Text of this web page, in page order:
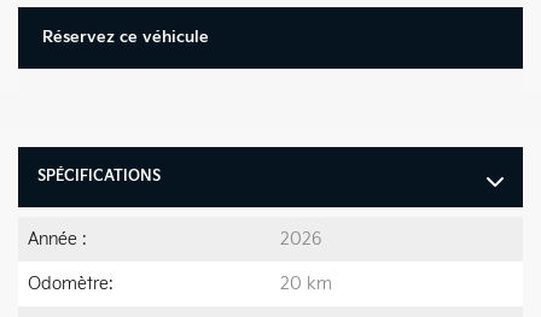
SPÉCIFICATIONS
Année : 2026
Odomètre: 20 km
Réservez ce véhicule